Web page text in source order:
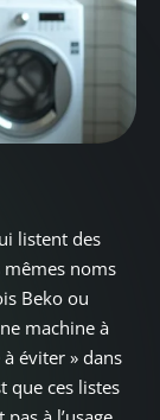
listent des
mêmes noms
Beko ou
machine à
éviter » dans
que ces listes